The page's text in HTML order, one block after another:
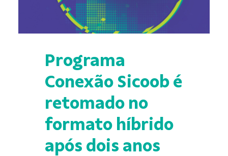
Programa
Conexão Sicoob é
retomado no
formato híbrido
após dois anos